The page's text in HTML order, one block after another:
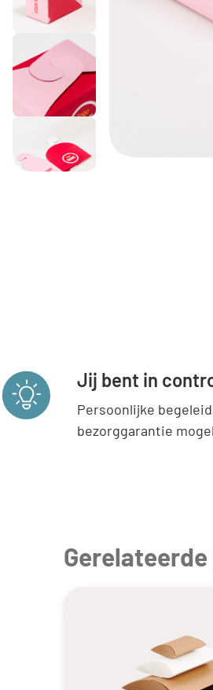
Jij bent in
Persoonlijke
bezorggarantie